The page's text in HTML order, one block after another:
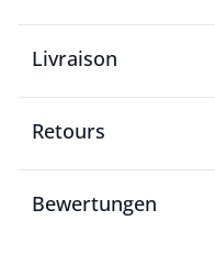
Livraison
Retours
Bewertungen